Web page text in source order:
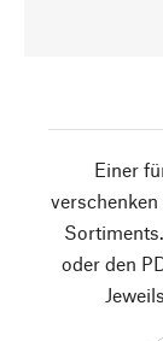
Einer
oder den